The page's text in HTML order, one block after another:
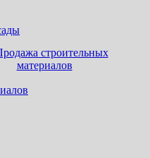
строительных
материалов